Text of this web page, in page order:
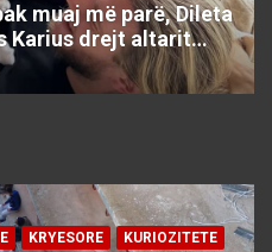
muaj më parë, Dileta
Karius drejt altarit…
KRYESORE
KURIOZITETE